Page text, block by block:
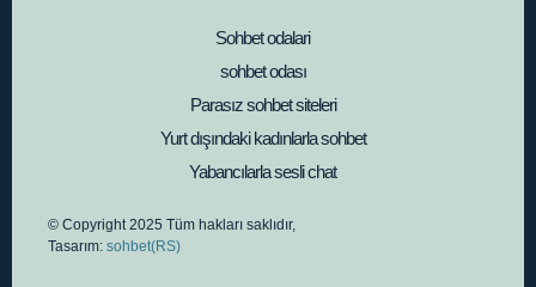
Sohbet odalari
sohbet odası
Parasız sohbet siteleri
Yurt dışındaki kadınlarla sohbet
Yabancılarla sesli chat
© Copyright 2025 Tüm hakları saklıdır,
Tasarım: sohbet(RS)